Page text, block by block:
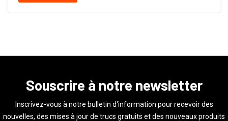
Souscrire à notre newsletter
Inscrivez-vous à notre bulletin d'information pour recevoir des
nouvelles, des mises à jour de trucs gratuits et des nouveaux produits